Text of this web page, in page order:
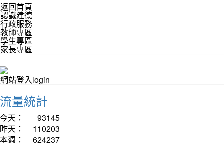
返回首頁
認識建德
行政服務
教師專區
學生專區
家長專區
網站登入login
流量統計
今天：
93145
昨天：
110203
本週：
624237